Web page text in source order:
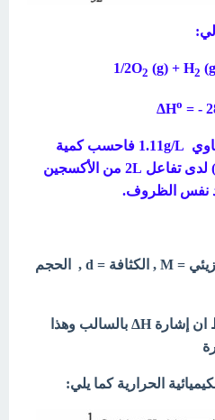
1/2O2 (g) + H2
ΔHo = -
g/L فاحسب كمية
لدى تفاعل 2L من الأكسجين
نفس الظروف.
عدد المولات = n , الوزن الجزيئي = M , الكثافة = d , الحجم
من المعادلة الكيميائية نلاحظ ان إشارة ΔH بالسالب وهذا
الحرارية كما يلي: